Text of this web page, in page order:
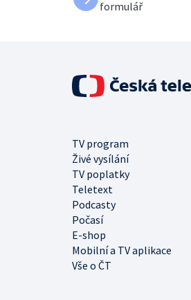
formulář
TV program
Živé vysílání
TV poplatky
Teletext
Podcasty
Počasí
E-shop
Mobilní a TV aplikace
Vše o ČT